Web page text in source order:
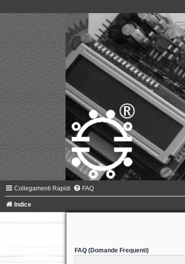
Collegamenti Rapidi FAQ
Indice
FAQ (Domande Frequenti)